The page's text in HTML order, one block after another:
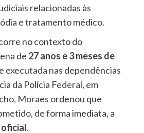
relacionadas às
e tratamento médico.
no contexto do
de 27 anos e 3 meses de
executada nas dependências
da Polícia Federal, em
Moraes ordenou que
de forma imediata, a
oficial.